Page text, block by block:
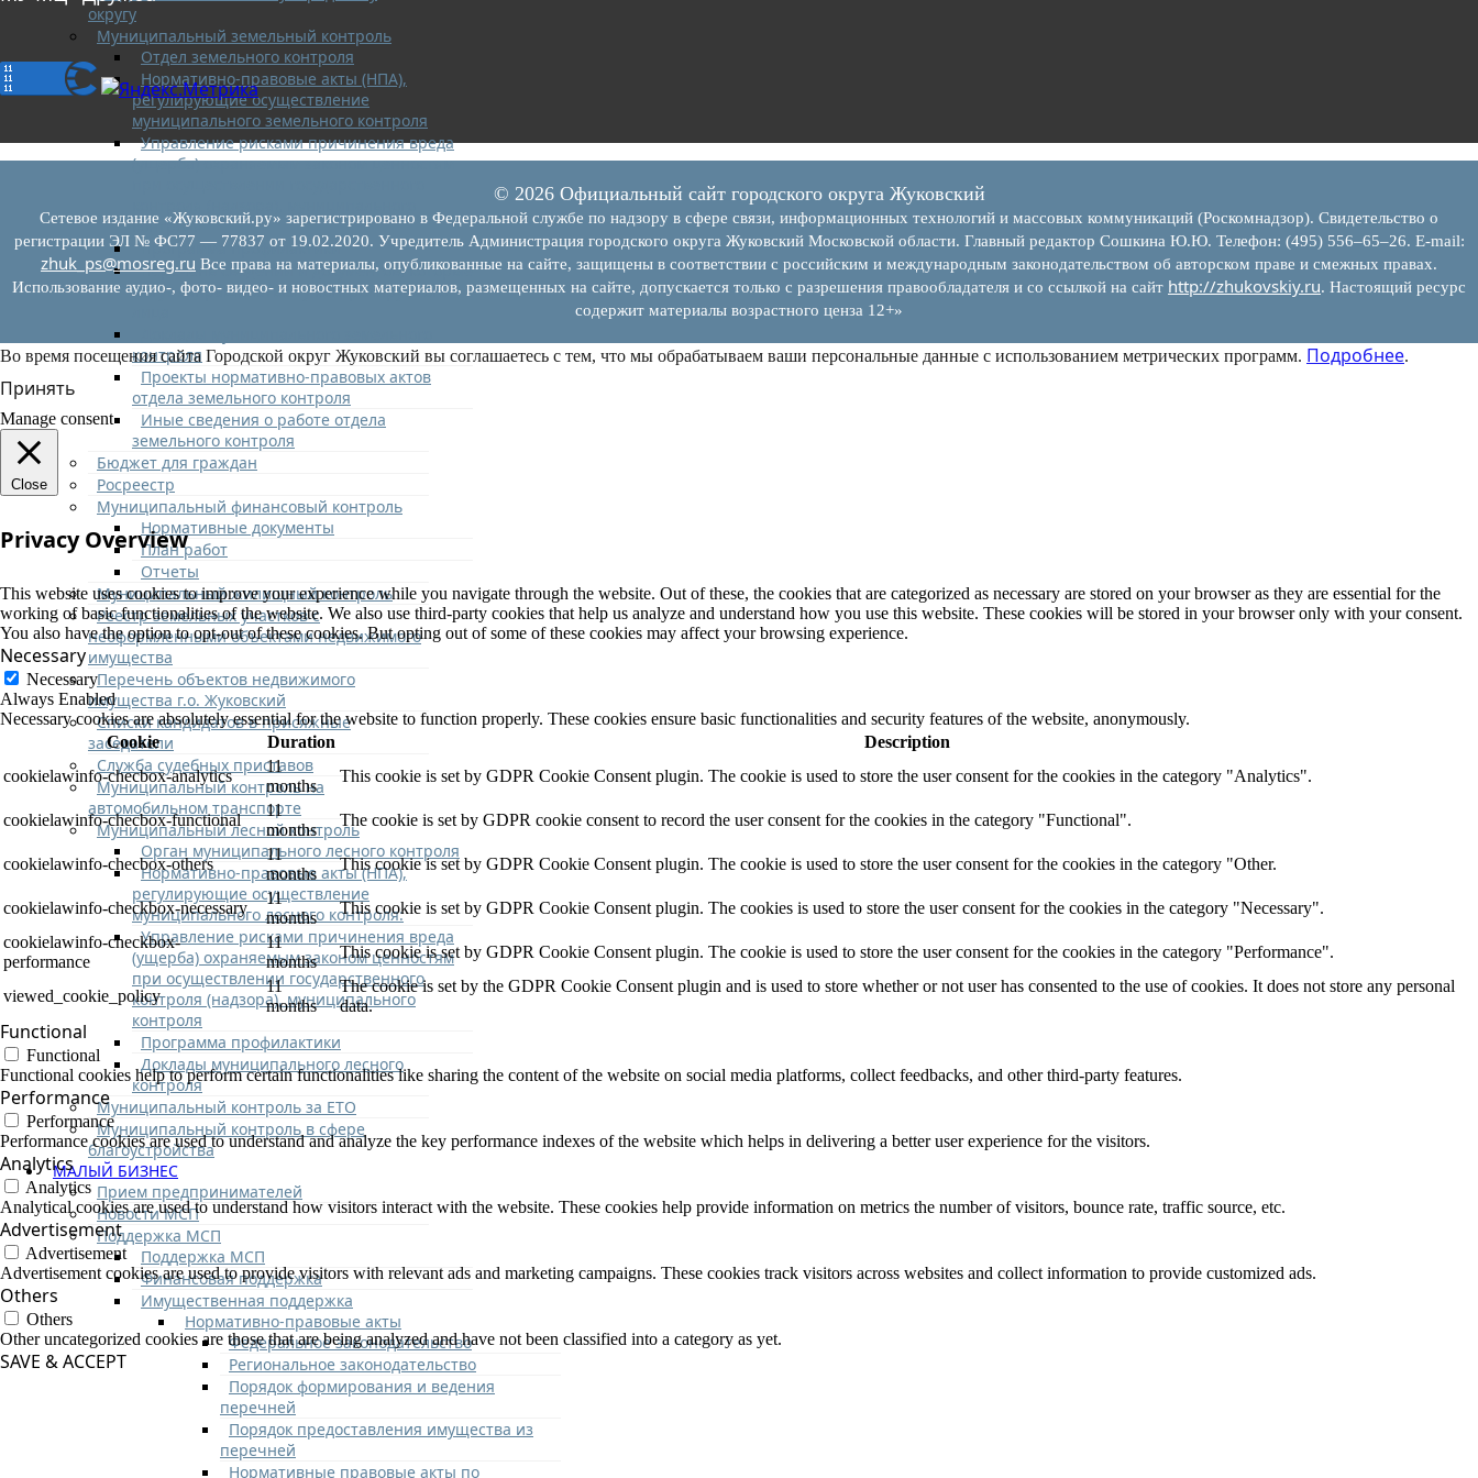
округу
Муниципальный земельный контроль
Отдел земельного контроля
Нормативно-правовые акты (НПА),
регулирующие осуществление
муниципального земельного контроля
Управление рисками причинения вреда
(ущерба) охраняемым законом ценностям
контроля
Программа профилактики
Перечень сведений и документов, которые
могут запрашиваться у контролируемого
контроля
Проекты нормативно-правовых актов
отдела земельного контроля
Иные сведения о работе отдела
земельного контроля
Бюджет для граждан
Росреестр
Муниципальный финансовый контроль
Нормативные документы
План работ
Отчеты
Муниципальный жилищный контроль
Реестр земельных участков с
неоформленными объектами недвижимого
имущества
Перечень объектов недвижимого
имущества г.о. Жуковский
Списки кандидатов в присяжные
заседатели
Служба судебных приставов
Муниципальный контроль на
автомобильном транспорте
Муниципальный лесной контроль
Орган муниципального лесного контроля
Нормативно-правовые акты (НПА),
регулирующие осуществление
муниципального лесного контроля:
Управление рисками причинения вреда
(ущерба) охраняемым законом ценностям
при осуществлении государственного
контроля (надзора), муниципального
контроля
Программа профилактики
Доклады муниципального лесного
контроля
Муниципальный контроль за ЕТО
Муниципальный контроль в сфере
благоустройства
МАЛЫЙ БИЗНЕС
Прием предпринимателей
Новости МСП
Поддержка МСП
Поддержка МСП
Финансовая поддержка
Имущественная поддержка
Нормативно-правовые акты
Федеральное законодательство
Региональное законодательство
Порядок формирования и ведения
перечней
Порядок предоставления имущества из
перечней
Нормативные правовые акты по
© 2026 Официальный сайт городского округа Жуковский
Сетевое издание «Жуковский.ру» зарегистрировано в Федеральной службе по надзору в сфере связи, информационных технологий и массовых коммуникаций (Роскомнадзор). Свидетельство о
регистрации ЭЛ № ФС77 — 77837 от 19.02.2020. Учредитель Администрация городского округа Жуковский Московской области. Главный редактор Сошкина Ю.Ю. Телефон: (495) 556–65–26. E‑mail:
zhuk_ps@mosreg.ru Все права на материалы, опубликованные на сайте, защищены в соответствии с российским и международным законодательством об авторском праве и смежных правах.
Использование аудио-, фото- видео- и новостных материалов, размещенных на сайте, допускается только с разрешения правообладателя и со ссылкой на сайт http://zhukovskiy.ru. Настоящий ресурс
содержит материалы возрастного ценза 12+»
Во время посещения сайта Городской округ Жуковский вы соглашаетесь с тем, что мы обрабатываем ваши персональные данные с использованием метрических программ. Подробнее.
Принять
Manage consent
Close
Privacy Overview
This website uses cookies to improve your experience while you navigate through the website. Out of these, the cookies that are categorized as necessary are stored on your browser as they are essential for the
working of basic functionalities of the website. We also use third-party cookies that help us analyze and understand how you use this website. These cookies will be stored in your browser only with your consent.
You also have the option to opt-out of these cookies. But opting out of some of these cookies may affect your browsing experience.
Necessary
Necessary
Always Enabled
Necessary cookies are absolutely essential for the website to function properly. These cookies ensure basic functionalities and security features of the website, anonymously.
Cookie
Duration
Description
cookielawinfo-checbox-analytics
11
months
This cookie is set by GDPR Cookie Consent plugin. The cookie is used to store the user consent for the cookies in the category "Analytics".
cookielawinfo-checbox-functional
11
months
The cookie is set by GDPR cookie consent to record the user consent for the cookies in the category "Functional".
cookielawinfo-checbox-others
11
months
This cookie is set by GDPR Cookie Consent plugin. The cookie is used to store the user consent for the cookies in the category "Other.
cookielawinfo-checkbox-necessary
11
months
This cookie is set by GDPR Cookie Consent plugin. The cookies is used to store the user consent for the cookies in the category "Necessary".
cookielawinfo-checkbox-
performance
11
months
This cookie is set by GDPR Cookie Consent plugin. The cookie is used to store the user consent for the cookies in the category "Performance".
viewed_cookie_policy
11
months
The cookie is set by the GDPR Cookie Consent plugin and is used to store whether or not user has consented to the use of cookies. It does not store any personal
data.
Functional
Functional
Functional cookies help to perform certain functionalities like sharing the content of the website on social media platforms, collect feedbacks, and other third-party features.
Performance
Performance
Performance cookies are used to understand and analyze the key performance indexes of the website which helps in delivering a better user experience for the visitors.
Analytics
Analytics
Analytical cookies are used to understand how visitors interact with the website. These cookies help provide information on metrics the number of visitors, bounce rate, traffic source, etc.
Advertisement
Advertisement
Advertisement cookies are used to provide visitors with relevant ads and marketing campaigns. These cookies track visitors across websites and collect information to provide customized ads.
Others
Others
Other uncategorized cookies are those that are being analyzed and have not been classified into a category as yet.
SAVE & ACCEPT